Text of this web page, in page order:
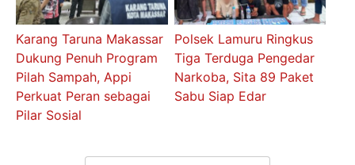
Karang Taruna Makassar
Dukung Penuh Program
Pilah Sampah, Appi
Perkuat Peran sebagai
Pilar Sosial
Polsek Lamuru Ringkus
Tiga Terduga Pengedar
Narkoba, Sita 89 Paket
Sabu Siap Edar